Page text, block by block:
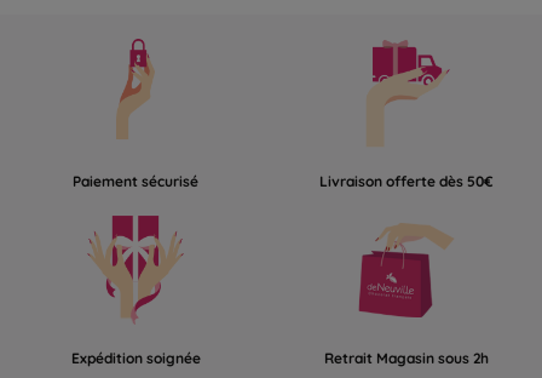
Paiement sécurisé Livraison offerte dès 50€
Expédition soignée Retrait Magasin sous 2h